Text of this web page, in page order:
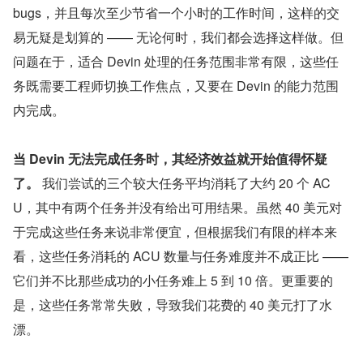
bugs，并且每次至少节省一个小时的工作时间，这样的交
易无疑是划算的 —— 无论何时，我们都会选择这样做。但
问题在于，适合 Devin 处理的任务范围非常有限，这些任
务既需要工程师切换工作焦点，又要在 Devin 的能力范围
内完成。
当 Devin 无法完成任务时，其经济效益就开始值得怀疑
了。
我们尝试的三个较大任务平均消耗了大约 20 个 AC
U，其中有两个任务并没有给出可用结果。虽然 40 美元对
于完成这些任务来说非常便宜，但根据我们有限的样本来
看，这些任务消耗的 ACU 数量与任务难度并不成正比 ——
它们并不比那些成功的小任务难上 5 到 10 倍。更重要的
是，这些任务常常失败，导致我们花费的 40 美元打了水
漂。